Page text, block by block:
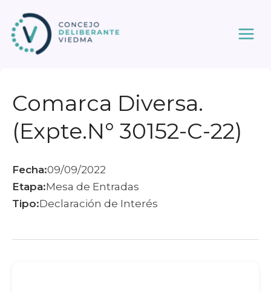
contenido
Comarca Diversa.
(Expte.N° 30152-C-22)
Fecha:09/09/2022
Etapa:Mesa de Entradas
Tipo:Declaración de Interés